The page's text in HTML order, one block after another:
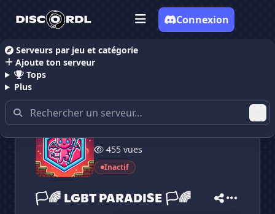
Serveurs par jeu et catégorie
Ajoute ton serveur
Tops
Plus
Connexion
Accueil Serveurs Discord Communauté
455 vues
Inactif
🏳🌈 LGBT PARADISE 🏳🌈
Vote pour🏳🌈 LGBT PARADISE...
🏳🌈 LGBT PARADI...
Es-tu sûr de vouloir supprimer ton avis de ce
serveur ?
🏳🌈 LGBT PARADISE...